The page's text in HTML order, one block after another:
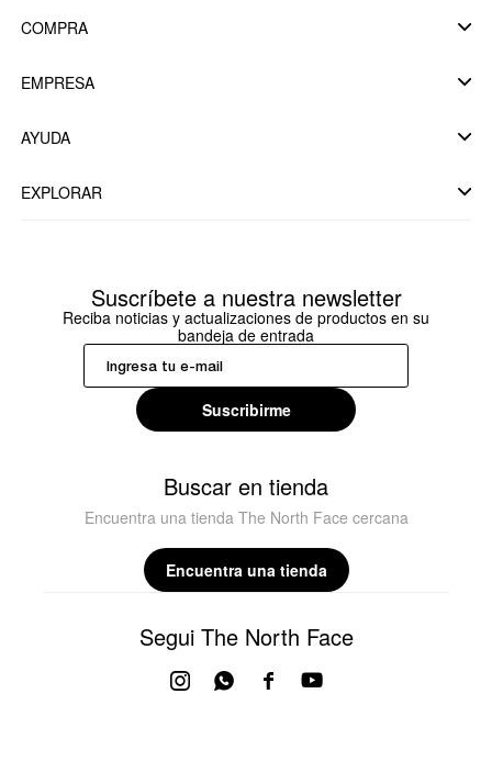
COMPRA
EMPRESA
AYUDA
EXPLORAR
Suscríbete a nuestra newsletter
Reciba noticias y actualizaciones de productos en su
bandeja de entrada
Suscribirme
Buscar en tienda
Encuentra una tienda The North Face cercana
Encuentra una tienda
Segui The North Face
 
 